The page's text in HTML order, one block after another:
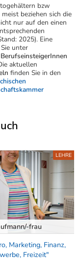
bzw
beziehen sich die
nur auf den einen
2025). Eine
unter
aktuellen
finden Sie in den
frau
LEHRE
Marketing, Finanz,
Freizeit"